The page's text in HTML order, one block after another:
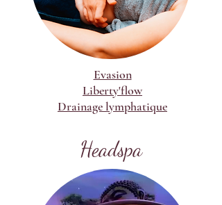
Evasion
Liberty'flow
Drainage lymphatique
Headspa